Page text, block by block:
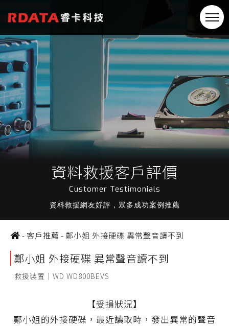
資料救援客戶評價
Customer Testimonials
資料救援網友好評，眾多成功案例推薦
-客戶推薦 -鄭小姐 外接硬碟 異常聲音讀不到
鄭小姐 外接硬碟 異常聲音讀不到
救援裝置｜WD WD800BEVS
【受損狀況】
鄭小姐的外接硬碟，最近讀取時，發出異常的聲音